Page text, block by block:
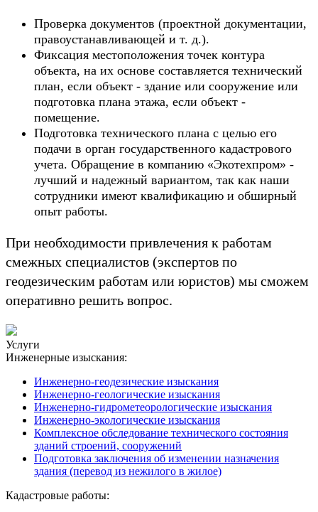
Проверка документов (проектной документации,
правоустанавливающей и т. д.).
Фиксация местоположения точек контура
объекта, на их основе составляется технический
план, если объект - здание или сооружение или
подготовка плана этажа, если объект -
помещение.
Подготовка технического плана с целью его
подачи в орган государственного кадастрового
учета. Обращение в компанию «Экотехпром» -
лучший и надежный вариантом, так как наши
сотрудники имеют квалификацию и обширный
опыт работы.
При необходимости привлечения к работам
смежных специалистов (экспертов по
геодезическим работам или юристов) мы сможем
оперативно решить вопрос.
Услуги
Инженерные изыскания:
Инженерно-геодезические изыскания
Инженерно-геологические изыскания
Инженерно-гидрометеорологические изыскания
Инженерно-экологические изыскания
Комплексное обследование технического состояния
зданий строений, сооружений
Подготовка заключения об изменении назначения
здания (перевод из нежилого в жилое)
Кадастровые работы: